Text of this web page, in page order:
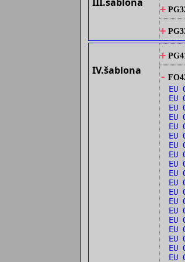
+
+
IV.šablona
+
-
EU
EU
EU